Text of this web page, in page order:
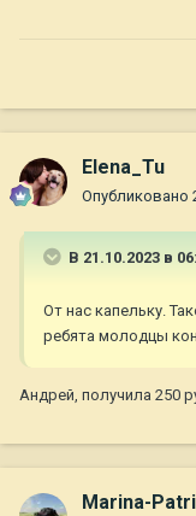
Elena_Tu
Опубликовано
В 21.10.2023 в
От нас капельку.
ребята молодцы
Андрей, получила 250
Marina-